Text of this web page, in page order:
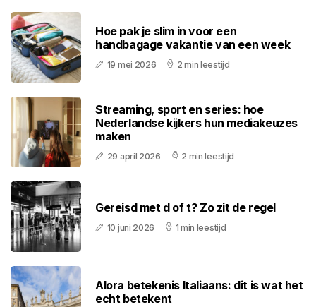
Hoe pak je slim in voor een
handbagage vakantie van een week
19 mei 2026 2 min leestijd
Streaming, sport en series: hoe
Nederlandse kijkers hun mediakeuzes
maken
29 april 2026 2 min leestijd
Gereisd met d of t? Zo zit de regel
10 juni 2026 1 min leestijd
Alora betekenis Italiaans: dit is wat het
echt betekent